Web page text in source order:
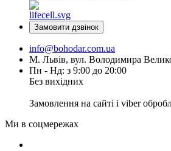
Замовити дзвінок
info@bohodar.com.ua
М. Львів, вул. Володимира
Пн - Нд: з 9:00 до 20:00
Без вихідних
Замовлення на сайті і viber
Ми в соцмережах